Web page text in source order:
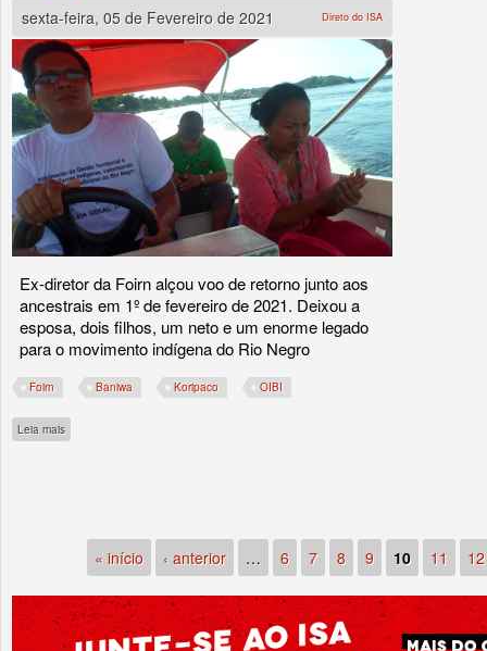
sexta-feira, 05 de Fevereiro de 2021
Direto do ISA
Ex-diretor da Foirn alçou voo de retorno junto aos
ancestrais em 1º de fevereiro de 2021. Deixou a
esposa, dois filhos, um neto e um enorme legado
para o movimento indígena do Rio Negro
Foirn Baniwa Koripaco OIBI
Leia mais
« início ‹ anterior … 6 7 8 9 10 11 12